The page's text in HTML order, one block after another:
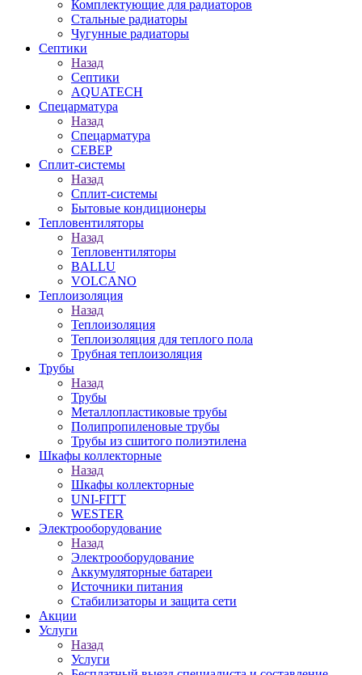
Комплектующие для радиаторов
Стальные радиаторы
Чугунные радиаторы
Септики
Назад
Септики
AQUATECH
Спецарматура
Назад
Спецарматура
СЕВЕР
Сплит-системы
Назад
Сплит-системы
Бытовые кондиционеры
Тепловентиляторы
Назад
Тепловентиляторы
BALLU
VOLCANO
Теплоизоляция
Назад
Теплоизоляция
Теплоизоляция для теплого пола
Трубная теплоизоляция
Трубы
Назад
Трубы
Металлопластиковые трубы
Полипропиленовые трубы
Трубы из сшитого полиэтилена
Шкафы коллекторные
Назад
Шкафы коллекторные
UNI-FITT
WESTER
Электрооборудование
Назад
Электрооборудование
Аккумуляторные батареи
Источники питания
Стабилизаторы и защита сети
Акции
Услуги
Назад
Услуги